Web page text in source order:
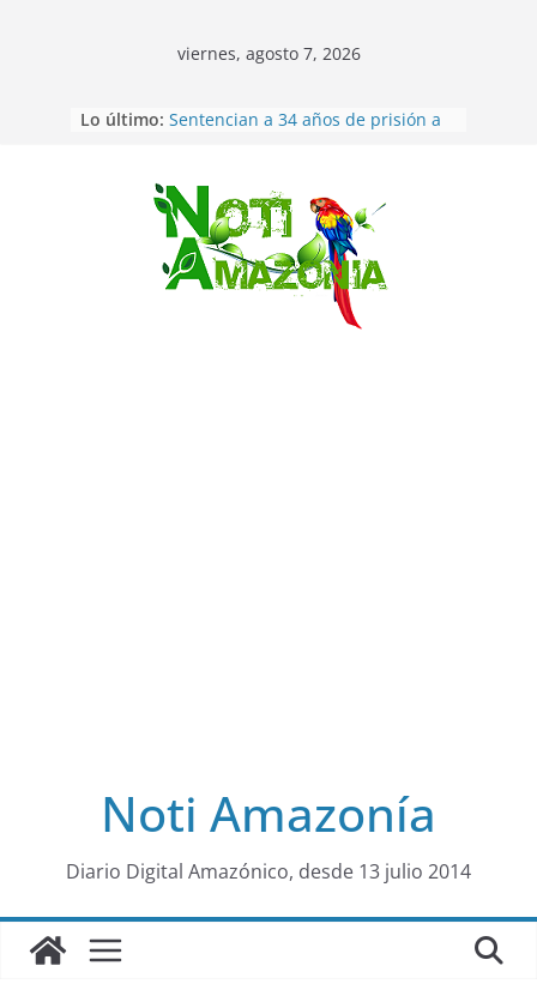
Saltar
al
viernes, agosto 7, 2026
Lo último: Ecuador: dos jóvenes de 22 años
desaparecidos fueron encontrados
Sentencian a 34 años de prisión a
implicados en caso de Alison,
oriunda de Tena
Vozinha, el arquero sensación de
cabo Verde, ya llegó para
incorporarse a Colo Colo de Chile
Pastaza: la parroquia Diez de
Noti Amazonía
Diario Digital Amazónico, desde 13 julio 2014